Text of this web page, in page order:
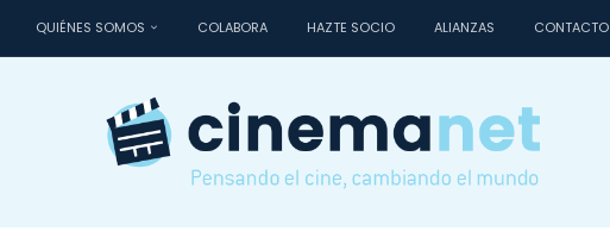
QUIÉNES SOMOS COLABORA HAZTE SOCIO ALIANZAS CONTACTO